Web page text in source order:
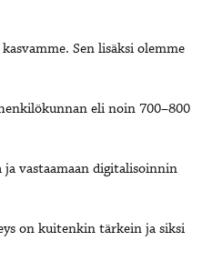
Sen lisäksi olemme
eli noin 700–800
ja vastaamaan digitalisoinnin
on kuitenkin tärkein ja siksi